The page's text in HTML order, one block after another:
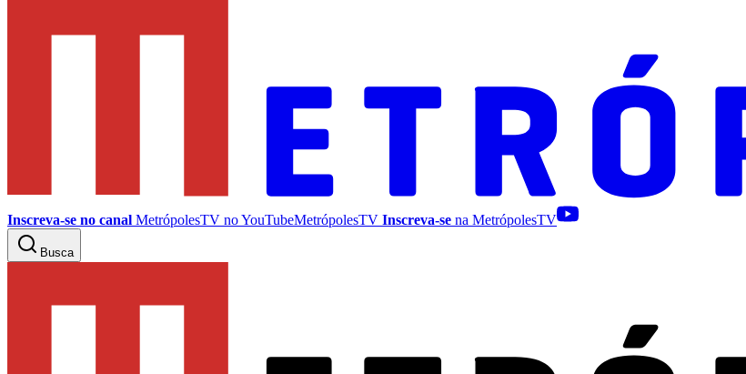
Inscreva-se no canal MetrópolesTV noYouTubeMetrópolesTV Inscreva-se na MetrópolesTV
Busca